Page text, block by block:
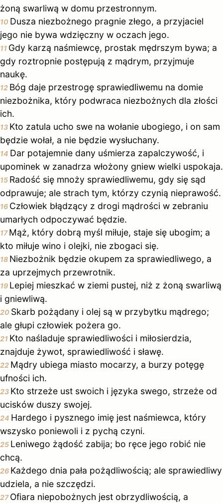
żoną swarliwą w domu przestronnym.
10 Dusza niezbożnego pragnie złego, a przyjaciel
jego nie bywa wdzięczny w oczach jego.
11 Gdy karzą naśmiewcę, prostak mędrszym bywa; a
gdy roztropnie postępują z mądrym, przyjmuje
naukę.
12 Bóg daje przestrogę sprawiedliwemu na domie
niezbożnika, który podwraca niezbożnych dla złości
ich.
13 Kto zatula ucho swe na wołanie ubogiego, i on sam
będzie wołał, a nie będzie wysłuchany.
14 Dar potajemnie dany uśmierza zapalczywość, i
upominek w zanadrza włożony gniew wielki uspokaja.
15 Radość się mnoży sprawiedliwemu, gdy się sąd
odprawuje; ale strach tym, którzy czynią nieprawość.
16 Człowiek błądzący z drogi mądrości w zebraniu
umarłych odpoczywać będzie.
17Mąż, który dobrą myśl miłuje, staje się ubogim; a
kto miłuje wino i olejki, nie zbogaci się.
18 Niezbożnik będzie okupem za sprawiedliwego, a
za uprzejmych przewrotnik.
19 Lepiej mieszkać w ziemi pustej, niż z żoną swarliwą
i gniewliwą.
20 Skarb pożądany i olej są w przybytku mądrego;
ale głupi człowiek pożera go.
21 Kto naśladuje sprawiedliwości i miłosierdzia,
znajduje żywot, sprawiedliwość i sławę.
22 Mądry ubiega miasto mocarzy, a burzy potęgę
ufności ich.
23 Kto strzeże ust swoich i języka swego, strzeże od
ucisków duszy swojej.
24 Hardego i pysznego imię jest naśmiewca, który
wszysko poniewoli i z pychą czyni.
25 Leniwego żądość zabija; bo ręce jego robić nie
chcą.
26 Każdego dnia pała pożądliwością; ale sprawiedliwy
udziela, a nie szczędzi.
27Ofiara niepobożnych jest obrzydliwością, a